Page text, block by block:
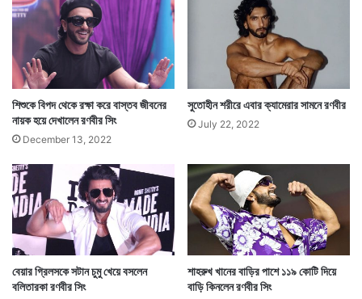
শিশুকে বিপদ থেকে রক্ষা করে বাস্তব জীবনের
নায়ক হয়ে দেখালেন রণবীর সিং
December 13, 2022
সুতোহীন শরীরে এবার ক্যামেরার সামনে রণবীর
July 22, 2022
বেয়ার গ্রিলসকে সটান চুমু খেয়ে বসলেন
বলিতারকা রণবীর সিং
শাহরুখ খানের বাড়ির পাশে ১১৯ কোটি দিয়ে
বাড়ি কিনলেন রণবীর সিং